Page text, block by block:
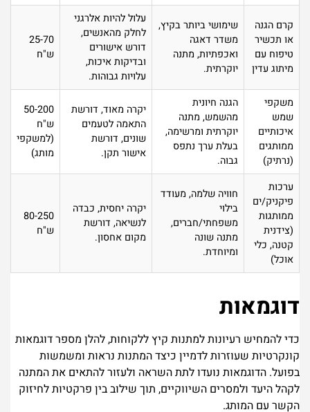
קרם הגנה
או תכשיר
טיפוח עם
מיתוג עדין
שימושי ביותר בקיץ,
משדר דאגה
ואכפתיות, מתנה
יוקרתית.
עלול להיות אלרגני
לחלק מהאנשים,
דורש אישורים
ובדיקות איכות,
עלויות גבוהות.
25-70
ש"ח
משקפי
שמש
איכותיים
ממותגים
(נרתיק)
הגנה חיונית
מהשמש, מתנה
יוקרתית ומרשימה,
בעלת ערך נתפס
גבוה.
יקרה מאוד, דורשת
התאמה לטעמים
שונים, דורשת
אישור תקן.
50-200
ש"ח
(למשקפי
מותג)
ערכות
פיקניק/ים
ממותגות
(צידנית
קטנה, כלי
אוכל)
חוויה שלמה, מעודד
בילוי
משפחתי/חברים,
מתנה שונה
ומיוחדת.
יקרה יחסית, כבדה
לנשיאה, דורשת
מקום אחסון.
80-250
ש"ח
דוגמאות
כדי להמחיש רעיונות למתנות קיץ ללקוחות, להלן מספר דוגמאות
קונקרטיות שעוזרות לדמיין כיצד המתנות נראות ומשמשות
בפועל. הדוגמאות נועדו לתת השראה ולעזור להתאים את המתנה
לקהל היעד ולמסרים השיווקיים, תוך שילוב בין פרקטיות לחיזוק
הקשר עם המותג.